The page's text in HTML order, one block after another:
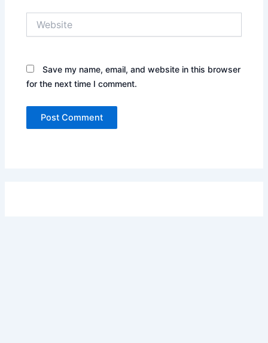
Save my name, email, and website in this browser
for the next time I comment.